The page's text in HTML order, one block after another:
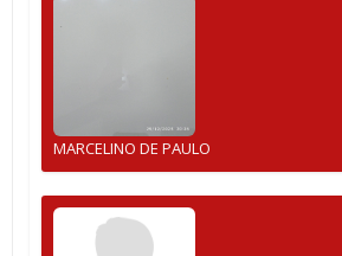
MARCELINO DE PAULO